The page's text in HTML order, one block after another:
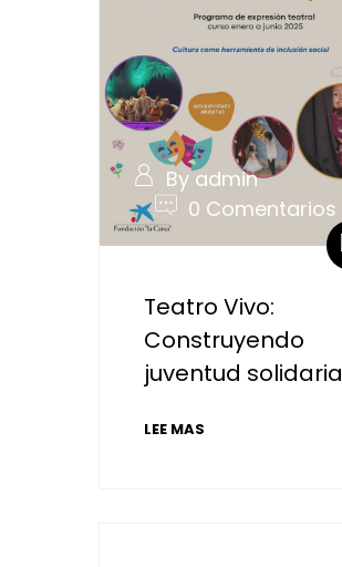
By admin
0 Comentarios
Teatro Vivo:
Construyendo
juventud solidaria
LEE MAS